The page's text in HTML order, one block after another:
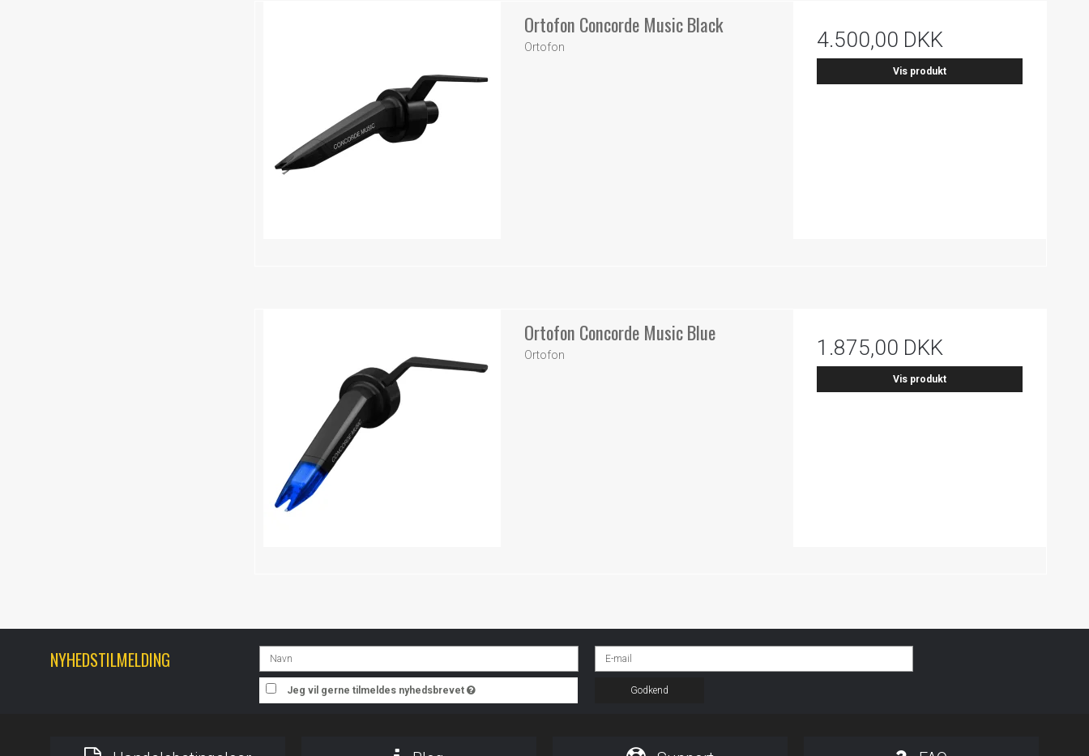
Ortofon Concorde Music Black
Ortofon 4.500,00 DKK
Vis produkt
Ortofon Concorde Music Blue
Ortofon 1.875,00 DKK
Vis produkt
NYHEDSTILMELDING
Jeg vil gerne tilmeldes nyhedsbrevet Godkend